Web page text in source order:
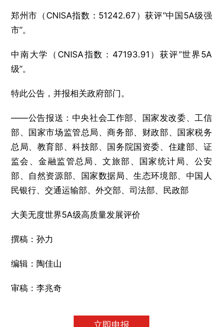
郑州市（CNISA指数：51242.67）获评“中国5A级强
市”。
中南大学（CNISA指数：47193.91）获评“世界5A
级”。
特此公告，并报相关政府部门。
——公告报送：中央社会工作部、国家发改委、工信
部、国家市场监管总局、商务部、财政部、国家税务
总局、教育部、科技部、国务院国资委、住建部、证
监会、金融监管总局、文旅部、国家统计局、公安
部、自然资源部、国家数据局、生态环境部、中国人
民银行、交通运输部、外交部、司法部、民政部
大美无度世界5A级高质量发展评价
撰稿：孙力
编辑：陶佳山
审稿：李兆奇
立即申报